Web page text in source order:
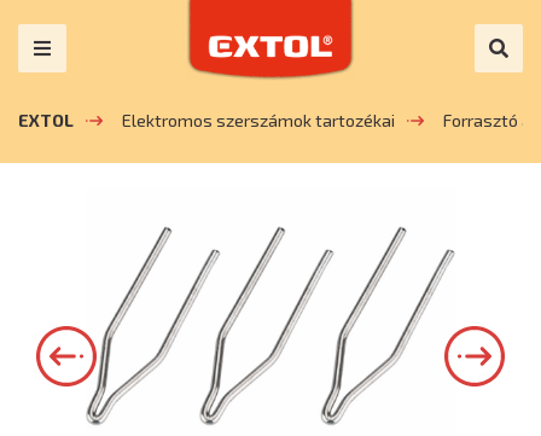
EXTOL Elektromos szerszámok tartozékai Forrasztó